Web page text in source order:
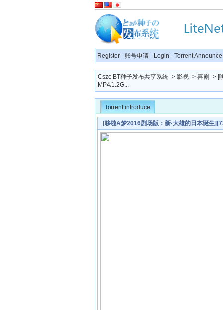
Register - 账号申请 - Login - Torrent Announce
Csze BT种子发布共享系统 -> 影视 -> 喜剧 -> [
MP4/1.2G...
Torrent introduce
[哆啦A梦2016剧场版：新·大雄的日本诞生